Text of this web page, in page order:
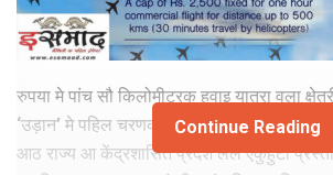
रुपया मे पांच सौ किलोमीटरक हवाइ यात्रा वला
‘उड़ान’ मे पहिल चरणक बोली प्रक्रिया मे बिहार,
आठ राज्य आ केंद्रशासित प्रदेश लेल एकुहुटा
Continue Reading